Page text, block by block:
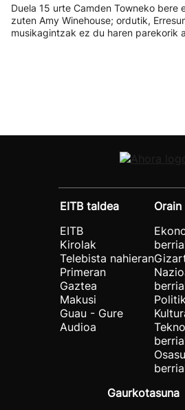
Duela 15 urte Camden Towneko bere
zuten Amy Winehouse; ordutik,
musikagintzak ez du haren parekorik
EITB taldea
EITB
Kirolak
Telebista nahieran
Primeran
Gaztea
Makusi
Guau - Gure
Audioa
Orain
Gaurkotasuna